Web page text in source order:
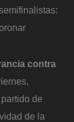
contra
de
de la